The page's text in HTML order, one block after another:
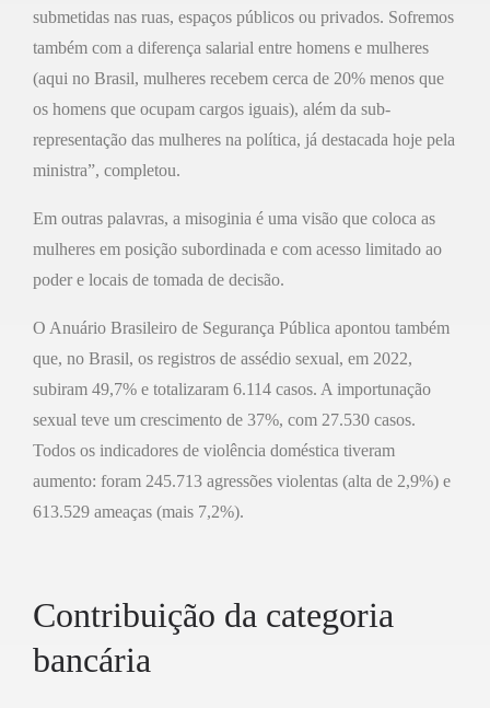
submetidas nas ruas, espaços públicos ou privados. Sofremos
também com a diferença salarial entre homens e mulheres
(aqui no Brasil, mulheres recebem cerca de 20% menos que
os homens que ocupam cargos iguais), além da sub-
representação das mulheres na política, já destacada hoje pela
ministra”, completou.
Em outras palavras, a misoginia é uma visão que coloca as
mulheres em posição subordinada e com acesso limitado ao
poder e locais de tomada de decisão.
O Anuário Brasileiro de Segurança Pública apontou também
que, no Brasil, os registros de assédio sexual, em 2022,
subiram 49,7% e totalizaram 6.114 casos. A importunação
sexual teve um crescimento de 37%, com 27.530 casos.
Todos os indicadores de violência doméstica tiveram
aumento: foram 245.713 agressões violentas (alta de 2,9%) e
613.529 ameaças (mais 7,2%).
Contribuição da categoria
bancária